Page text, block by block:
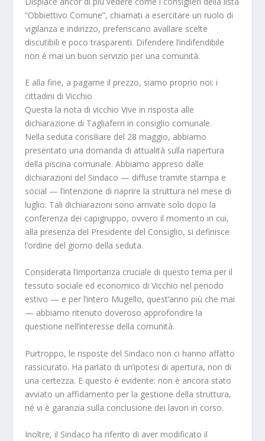
“Obbiettivo Comune”, chiamati a esercitare un ruolo di
vigilanza e indirizzo, preferiscano avallare scelte
discutibili e poco trasparenti. Difendere l’indifendibile
non è mai un buon servizio per una comunità.
E alla fine, a pagarne il prezzo, siamo proprio noi: i
cittadini di Vicchio
Questa la nota di vicchio Vive in risposta alle
dichiarazione di Tagliaferri in consiglio comunale.
Nella seduta consiliare del 28 maggio, abbiamo
presentato una domanda di attualità sulla riapertura
della piscina comunale. Abbiamo appreso dalle
dichiarazioni del Sindaco — diffuse tramite stampa e
social — l’intenzione di riaprire la struttura nel mese di
luglio. Tali dichiarazioni sono arrivate solo dopo la
conferenza dei capigruppo, ovvero il momento in cui,
alla presenza del Presidente del Consiglio, si definisce
l’ordine del giorno della seduta.
Considerata l’importanza cruciale di questo tema per il
tessuto sociale ed economico di Vicchio nel periodo
estivo — e per l’intero Mugello, quest’anno più che mai
— abbiamo ritenuto doveroso approfondire la
questione nell’interesse della comunità.
Purtroppo, le risposte del Sindaco non ci hanno affatto
rassicurato. Ha parlato di un’ipotesi di apertura, non di
una certezza. E questo è evidente: non è ancora stato
avviato un affidamento per la gestione della struttura,
né vi è garanzia sulla conclusione dei lavori in corso.
Inoltre, il Sindaco ha riferito di aver modificato il